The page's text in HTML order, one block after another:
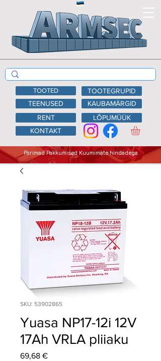
TEENUSED
KAUBAMÄRGID
RENT
LÕPUMÜÜK
KONTAKT
Parimad Pakkumised Kuumimate hindadega
TOOTED TOOTEGRUPID
SKU: 53902865
Yuasa NP17-12i 12V
17Ah VRLA pliiaku
69,68 €Price